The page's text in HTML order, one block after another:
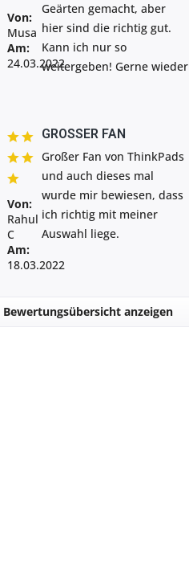
Von:
Musa
Am:
24.03.2022
Geärten gemacht, aber
hier sind die richtig gut.
Kann ich nur so
weitergeben! Gerne wieder
Von:
Rahul
C
Am:
18.03.2022
GROSSER FAN
Großer Fan von ThinkPads
und auch dieses mal
wurde mir bewiesen, dass
ich richtig mit meiner
Auswahl liege.
Bewertungsübersicht anzeigen